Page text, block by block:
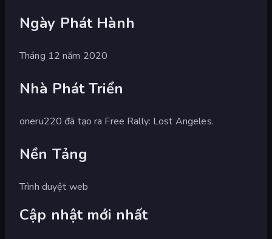
Ngày Phát Hành
Tháng 12 năm 2020
Nhà Phát Triển
oneru220 đã tạo ra Free Rally: Lost Angeles.
Nền Tảng
Trình duyệt web
Cập nhật mới nhất